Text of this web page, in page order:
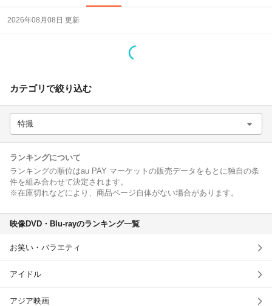
2026年08月08日 更新
カテゴリで絞り込む
特撮
ランキングについて
ランキングの順位はau PAY マーケットの販売データをもとに独自の条
件を組み合わせて決定されます。
※在庫切れなどにより、商品ページ自体がない場合があります。
映像DVD・Blu-rayのランキング一覧
お笑い・バラエティ
アイドル
アジア映画
キーワード